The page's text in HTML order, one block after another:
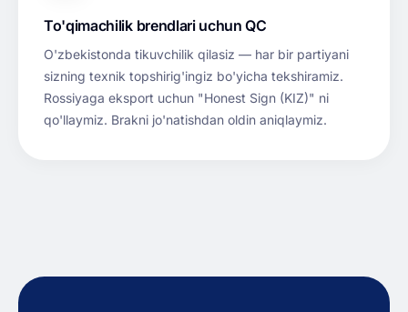
To'qimachilik brendlari uchun QC
O'zbekistonda tikuvchilik qilasiz — har bir partiyani
sizning texnik topshirig'ingiz bo'yicha tekshiramiz.
Rossiyaga eksport uchun "Honest Sign (KIZ)" ni
qo'llaymiz. Brakni jo'natishdan oldin aniqlaymiz.